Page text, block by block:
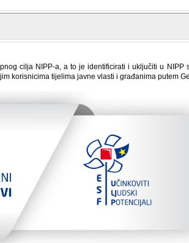
cilja NIPP-a, a to je identificirati i uključiti u NIPP
korisnicima tijelima javne vlasti i građanima putem